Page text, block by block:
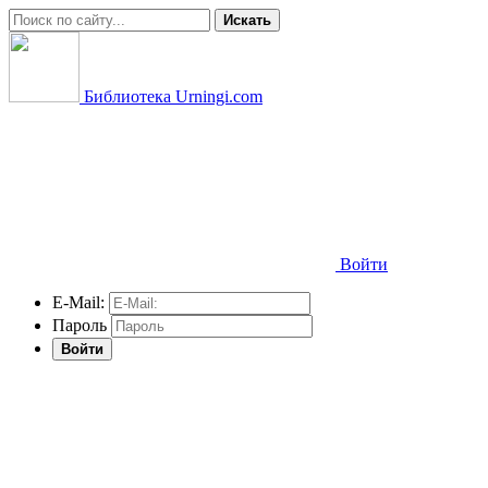
Искать
Библиотека Urningi.com
Войти
E-Mail:
Пароль
Войти